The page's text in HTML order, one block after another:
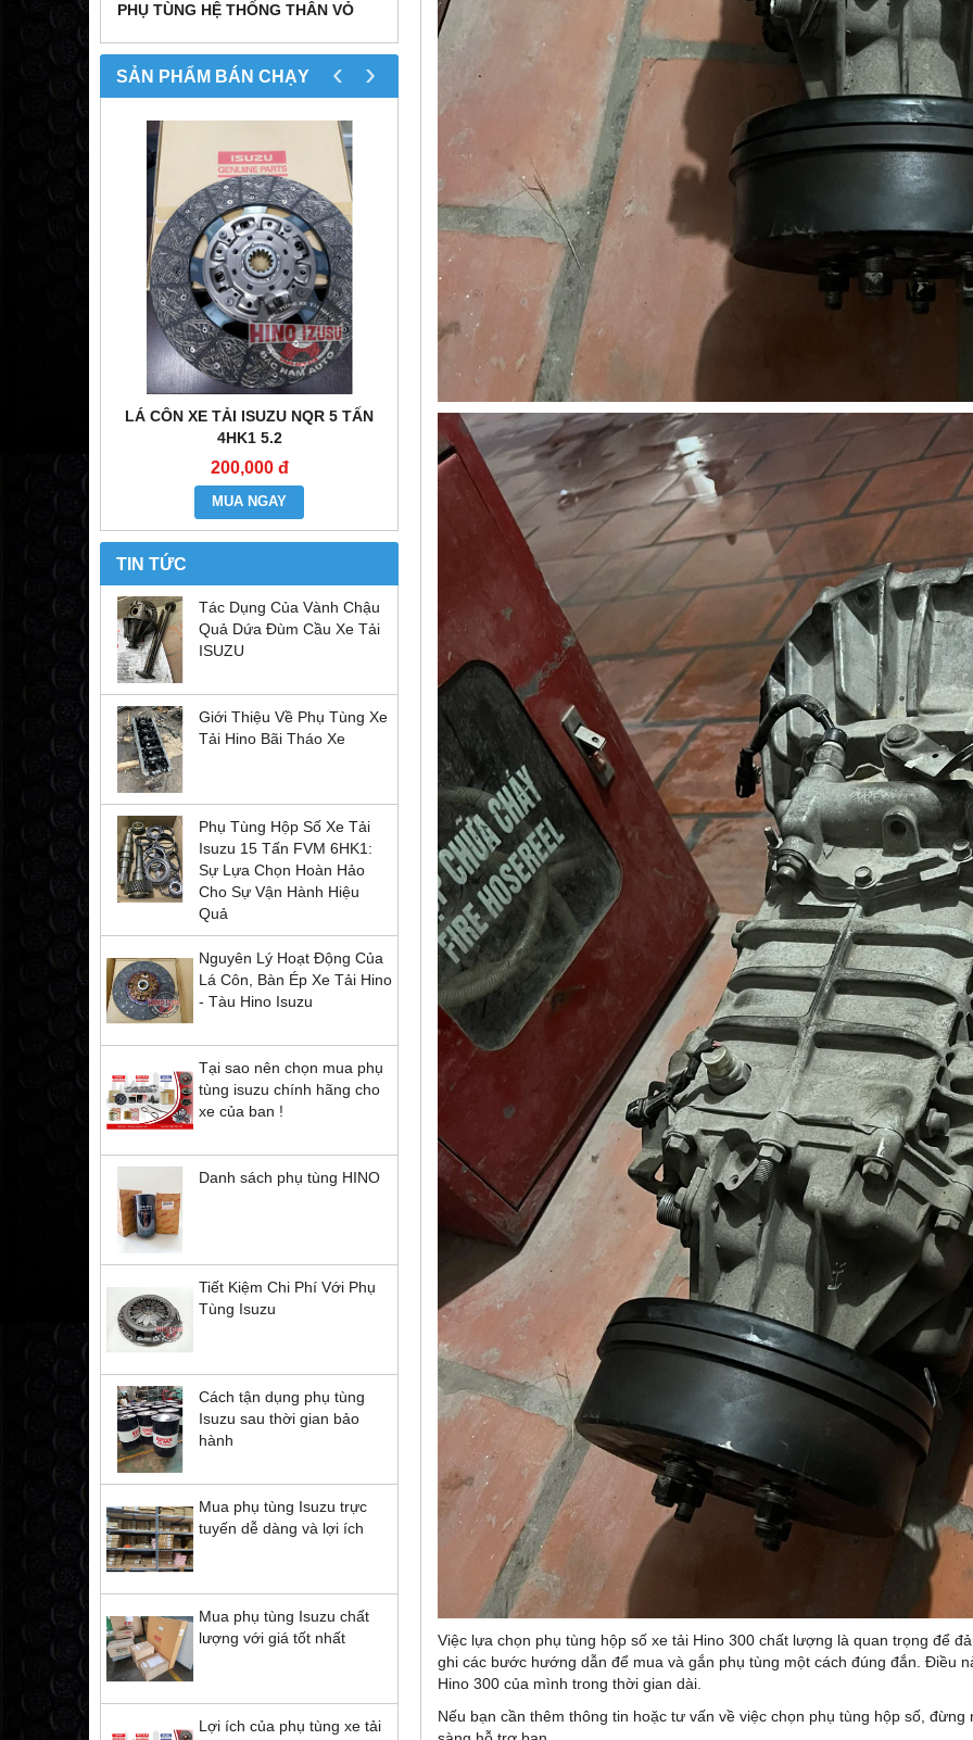
PHỤ TÙNG HỆ THỐNG THÂN VỎ
SẢN PHẨM BÁN CHẠY
LÁ CÔN XE TẢI ISUZU NQR 5 TẤN
4HK1 5.2
200,000 đ
MUA NGAY
MÔ TƠ COMPA LÊN XUỐNG KÍNH XE
TẢI HINO 500
200,000 đ
MUA NGAY
CẦN GẠT MƯA XE TẢI HINO 500 8
TẤN 15 TẤN 500 FG FL
200,000 đ
MUA NGAY
‹ ›
TIN TỨC
Tác Dụng Của Vành Chậu
Quả Dứa Đùm Cầu Xe Tải
ISUZU
Giới Thiệu Về Phụ Tùng Xe
Tải Hino Bãi Tháo Xe
Phụ Tùng Hộp Số Xe Tải
Isuzu 15 Tấn FVM 6HK1:
Sự Lựa Chọn Hoàn Hảo
Cho Sự Vận Hành Hiệu
Quả
Nguyên Lý Hoạt Động Của
Lá Côn, Bàn Ép Xe Tải Hino
- Tàu Hino Isuzu
Tại sao nên chọn mua phụ
tùng isuzu chính hãng cho
xe của ban !
Danh sách phụ tùng HINO
Tiết Kiệm Chi Phí Với Phụ
Tùng Isuzu
Cách tận dụng phụ tùng
Isuzu sau thời gian bảo
hành
Mua phụ tùng Isuzu trực
tuyến dễ dàng và lợi ích
Mua phụ tùng Isuzu chất
lượng với giá tốt nhất
Lợi ích của phụ tùng xe tải
Việc lựa chọn phụ tùng hộp số xe tải Hino 300 chất lượng là quan trọng để
ghi các bước hướng dẫn để mua và gắn phụ tùng một cách đúng đắn. Điều
Hino 300 của mình trong thời gian dài.
Nếu bạn cần thêm thông tin hoặc tư vấn về việc chọn phụ tùng hộp số,